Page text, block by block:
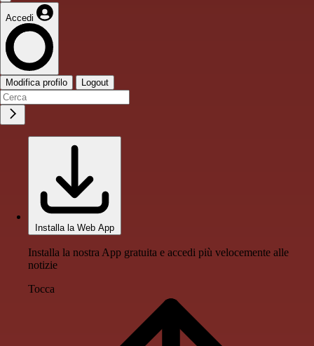
Accedi
Modifica profilo Logout
Installa la Web App
Installa la nostra App gratuita e accedi più velocemente alle
notizie
Tocca